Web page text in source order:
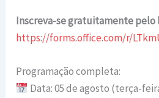
Inscreva-se gratuitamente pelo
https://forms.office.com/r/
Programação completa:
Data: 05 de agosto (terça-